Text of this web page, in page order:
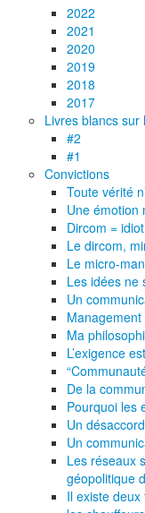
2022
2021
2020
2019
2018
2017
Livres blancs sur
#2
#1
Convictions
Toute vérité
Une émotion
Dircom =
Le dircom,
Le micro-
Les idées ne
Un
Ma
L’exigence
De la
Pourquoi les
Un
Un
Les réseaux
géopolitique
Il existe